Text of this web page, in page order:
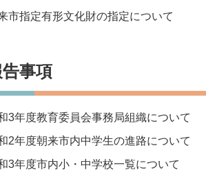
市指定有形文化財の指定について
事項
3年度教育委員会事務局組織について
2年度朝来市内中学生の進路について
3年度市内小・中学校一覧について